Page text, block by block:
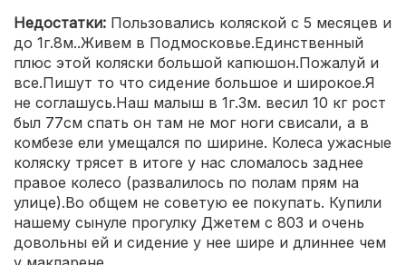
Недостатки: Пользовались коляской с 5 месяцев и
до 1г.8м..Живем в Подмосковье.Единственный
плюс этой коляски большой капюшон.Пожалуй и
все.Пишут то что сидение большое и широкое.Я
не соглашусь.Наш малыш в 1г.3м. весил 10 кг рост
был 77см спать он там не мог ноги свисали, а в
комбезе ели умещался по ширине. Колеса ужасные
коляску трясет в итоге у нас сломалось заднее
правое колесо (развалилось по полам прям на
улице).Во общем не советую ее покупать. Купили
нашему сынуле прогулку Джетем с 803 и очень
довольны ей и сидение у нее шире и длиннее чем